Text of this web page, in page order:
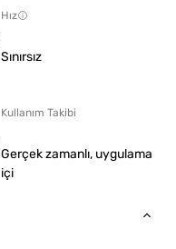
Hız
Sınırsız
Kullanım Takibi
Gerçek zamanlı, uygulama
içi